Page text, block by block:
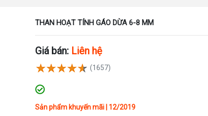
THAN HOẠT TÍNH GÁO DỪA 6-8 MM
Giá bán: Liên hệ
(1657)
Sản phẩm khuyến mãi | 12/2019